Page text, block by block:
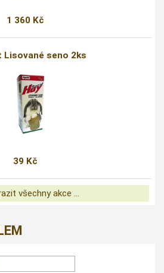
1 360 Kč
Lisované seno 2ks
39 Kč
všechny akce ...